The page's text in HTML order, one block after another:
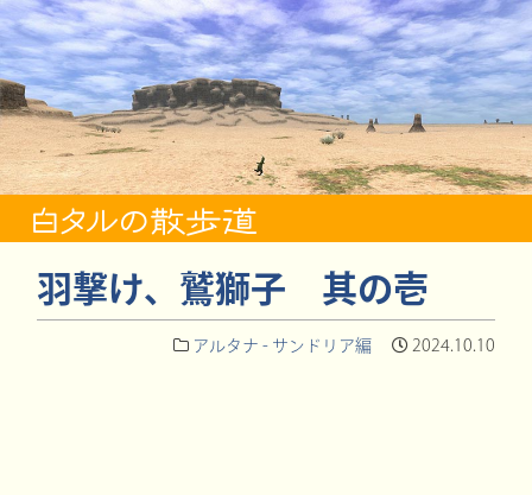
羽撃け、鷲獅子 其の壱
アルタナ - サンドリア編 2024.10.10